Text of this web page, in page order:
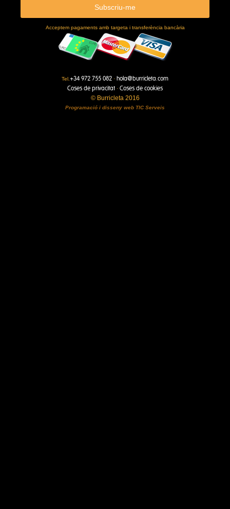
Acceptem pagaments amb targeta i transferència bancària
Tel. +34 972 755 082 · hola@burricleta.com
Coses de privacitat · Coses de cookies
© Burricleta 2016
Programació i disseny web TIC Serveis